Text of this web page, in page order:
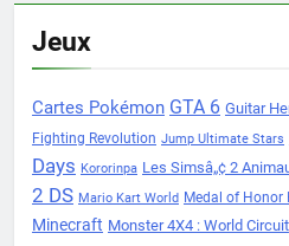
Jeux
Cartes Pokémon GTA 6 Guitar
Fighting Revolution Jump Ultimate Stars
Days Kororinpa Les Simsâ„¢ 2
2 DS Mario Kart World Medal of Honor
Minecraft Monster 4X4 : World Circuit